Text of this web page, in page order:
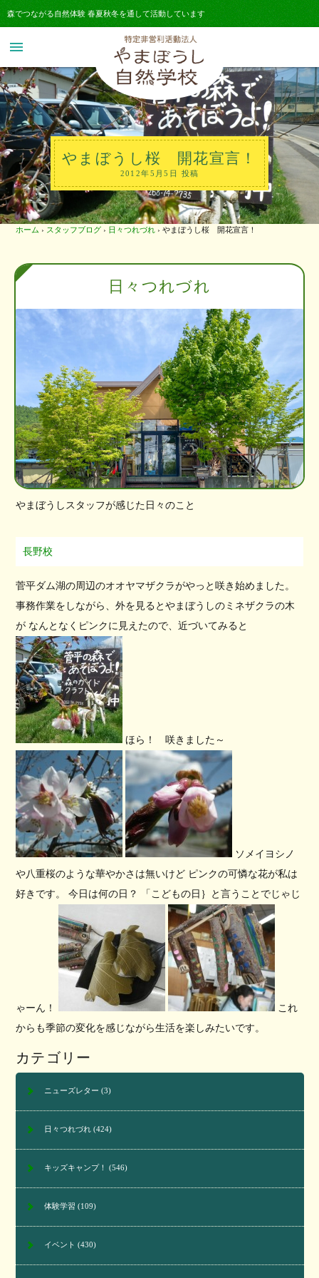
森でつながる自然体験 春夏秋冬を通して活動しています
menu
やまぼうし桜 開花宣言！
2012年5月5日 投稿
ホーム › スタッフブログ › 日々つれづれ › やまぼうし桜 開花宣言！
日々つれづれ
やまぼうしスタッフが感じた日々のこと
長野校
菅平ダム湖の周辺のオオヤマザクラがやっと咲き始めました。
事務作業をしながら、外を見るとやまぼうしのミネザクラの木
が なんとなくピンクに見えたので、近づいてみると
ほら！ 咲きました～
ソメイヨシノ
や八重桜のような華やかさは無いけど ピンクの可憐な花が私は
好きです。 今日は何の日？ 「こどもの日｝と言うことでじゃじ
ゃーん！
これ
からも季節の変化を感じながら生活を楽しみたいです。
カテゴリー
ニューズレター (3)
日々つれづれ(424)
キッズキャンプ！ (546)
体験学習 (109)
イベント (430)